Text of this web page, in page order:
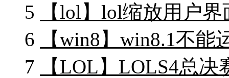
5
【lol】lol缩放用户
6
【win8】win8.1不能
7
【LOL】LOLS4总